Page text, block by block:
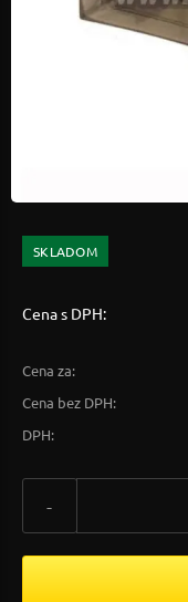
SKLADOM
Cena s DPH:
Cena za:
Cena bez DPH:
DPH:
-